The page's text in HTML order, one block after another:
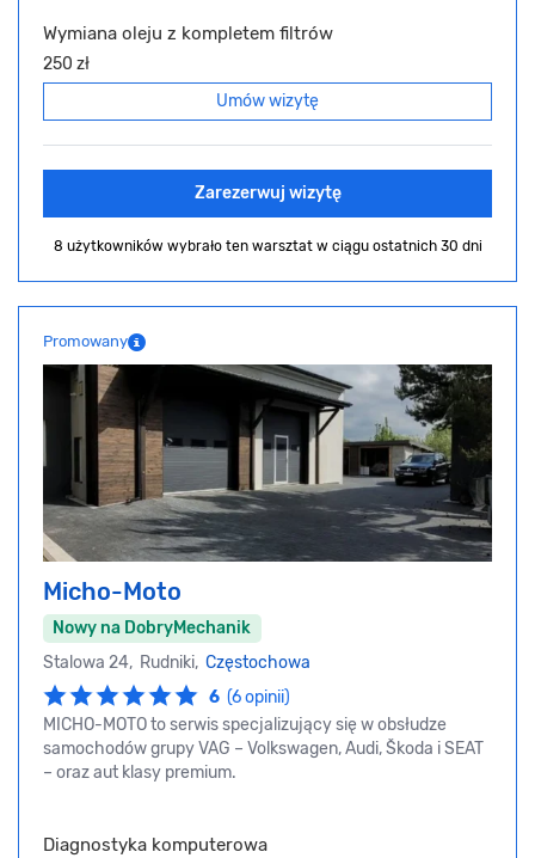
Wymiana oleju z kompletem filtrów
250 zł
Umów wizytę
Zarezerwuj wizytę
8 użytkowników wybrało ten warsztat w ciągu ostatnich 30 dni
Promowany
Micho-Moto
Nowy na DobryMechanik
Stalowa 24, Rudniki, Częstochowa
6 (6 opinii)
MICHO-MOTO to serwis specjalizujący się w obsłudze
samochodów grupy VAG – Volkswagen, Audi, Škoda i SEAT
– oraz aut klasy premium.
Diagnostyka komputerowa